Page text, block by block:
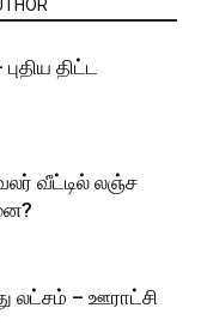
திட்ட
வீட்டில் லஞ்ச
லட்சம் – ஊராட்சி